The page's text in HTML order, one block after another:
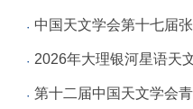
中国天文学会第十七届张衡学术研讨
2026年大理银河星语天
第十二届中国天文学会青年天文论